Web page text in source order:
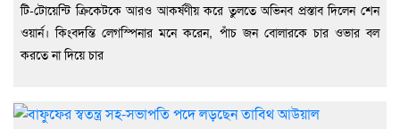
টি-টোয়েন্টি ক্রিকেটকে আরও আকর্ষণীয় করে তুলতে অভিনব প্রস্তাব দিলেন শেন
ওয়ার্ন। কিংবদন্তি লেগস্পিনার মনে করেন, পাঁচ জন বোলারকে চার ওভার বল
করতে না দিয়ে চার